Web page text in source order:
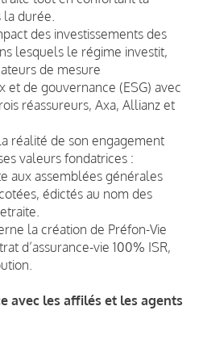
durée.
des investissements des
lesquels le régime investit,
de mesure
et de gouvernance (ESG) avec
réassureurs, Axa, Allianz et
réalité de son engagement
valeurs fondatrices :
aux assemblées générales
édictés au nom des
la création de Préfon-Vie
d’assurance-vie 100% ISR,
avec les affilés et les agents